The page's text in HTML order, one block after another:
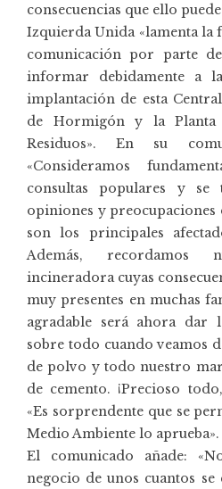
consecuencias que ello
Izquierda Unida «lamenta la
comunicación por parte
informar debidamente a
implantación de esta
de Hormigón y la Planta
Residuos». En su
«Consideramos
consultas populares y se
opiniones y preocupaciones
son los principales
Además, recordamos
incineradora cuyas
muy presentes en muchas
agradable será ahora dar
sobre todo cuando veamos
de polvo y todo nuestro
de cemento. ¡Precioso
«Es sorprendente que se
Medio Ambiente lo aprueba».
El comunicado añade:
negocio de unos cuantos